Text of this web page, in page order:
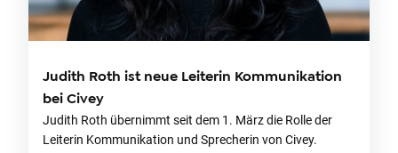
Judith Roth ist neue Leiterin Kommunikation
bei Civey
Judith Roth übernimmt seit dem 1. März die Rolle der
Leiterin Kommunikation und Sprecherin von Civey.